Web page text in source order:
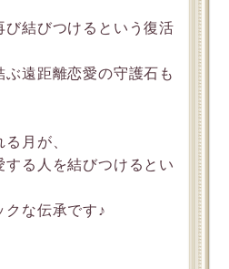
び結びつけるという復活
遠距離恋愛の守護石も
月が、
する人を結びつけるとい
クな伝承です♪